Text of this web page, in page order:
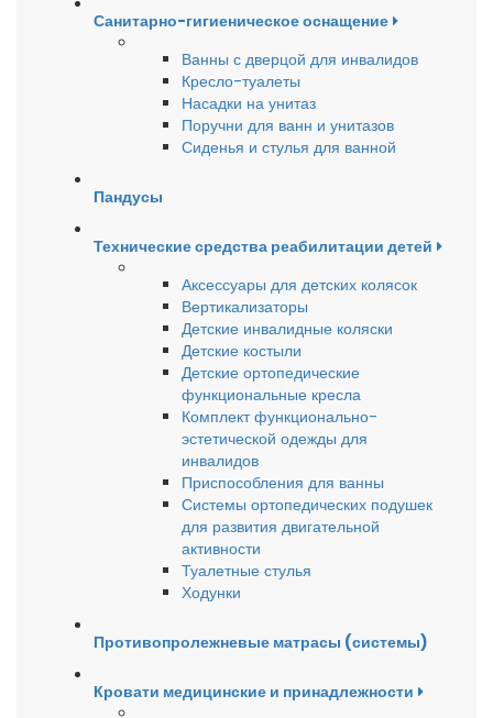
Санитарно-гигиеническое оснащение
Ванны с дверцой для инвалидов
Кресло-туалеты
Насадки на унитаз
Поручни для ванн и унитазов
Сиденья и стулья для ванной
Пандусы
Технические средства реабилитации детей
Аксессуары для детских колясок
Вертикализаторы
Детские инвалидные коляски
Детские костыли
Детские ортопедические
функциональные кресла
Комплект функционально-
эстетической одежды для
инвалидов
Приспособления для ванны
Системы ортопедических подушек
для развития двигательной
активности
Туалетные стулья
Ходунки
Противопролежневые матрасы (системы)
Кровати медицинские и принадлежности